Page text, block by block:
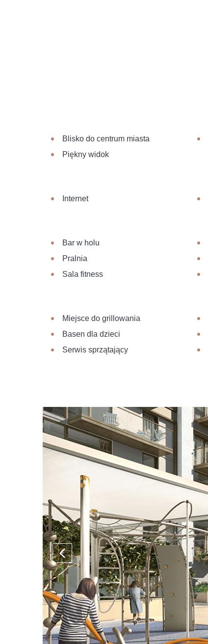
Blisko do centrum miasta
Piękny widok
Internet
Bar w holu
Pralnia
Sala fitness
Miejsce do grillowania
Basen dla dzieci
Serwis sprzątający